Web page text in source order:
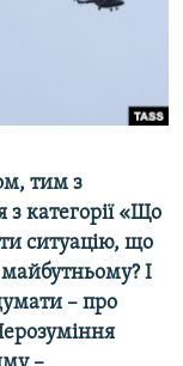
тим з
категорії «Що
ситуацію, що
І
– про